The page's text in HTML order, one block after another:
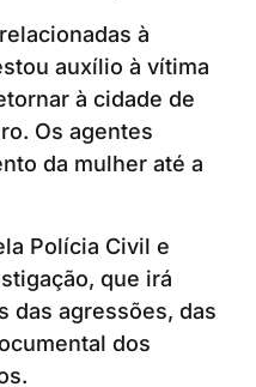
à
auxílio à vítima
à cidade de
Os agentes
da mulher até a
Polícia Civil e
que irá
das agressões, das
dos